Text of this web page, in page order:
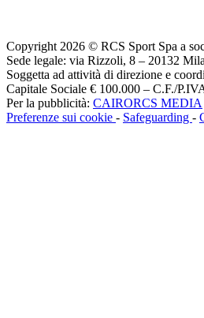
Copyright 2026 © RCS Sport Spa a
Sede legale: via Rizzoli, 8 – 20132
Soggetta ad attività di direzione e
Capitale Sociale € 100.000 – C.F./
Per la pubblicità: CAIRORCS MEDIA
Preferenze sui cookie - Safeguarding -